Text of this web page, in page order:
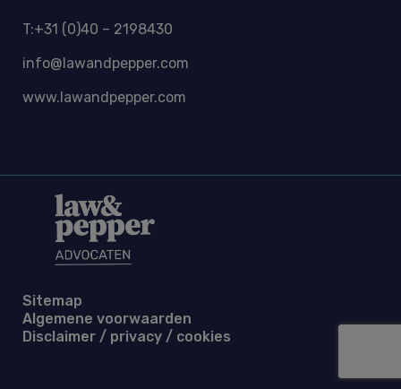
T:+31 (0)40 – 2198430
info@lawandpepper.com
www.lawandpepper.com
Sitemap
Algemene voorwaarden
Disclaimer / privacy / cookies